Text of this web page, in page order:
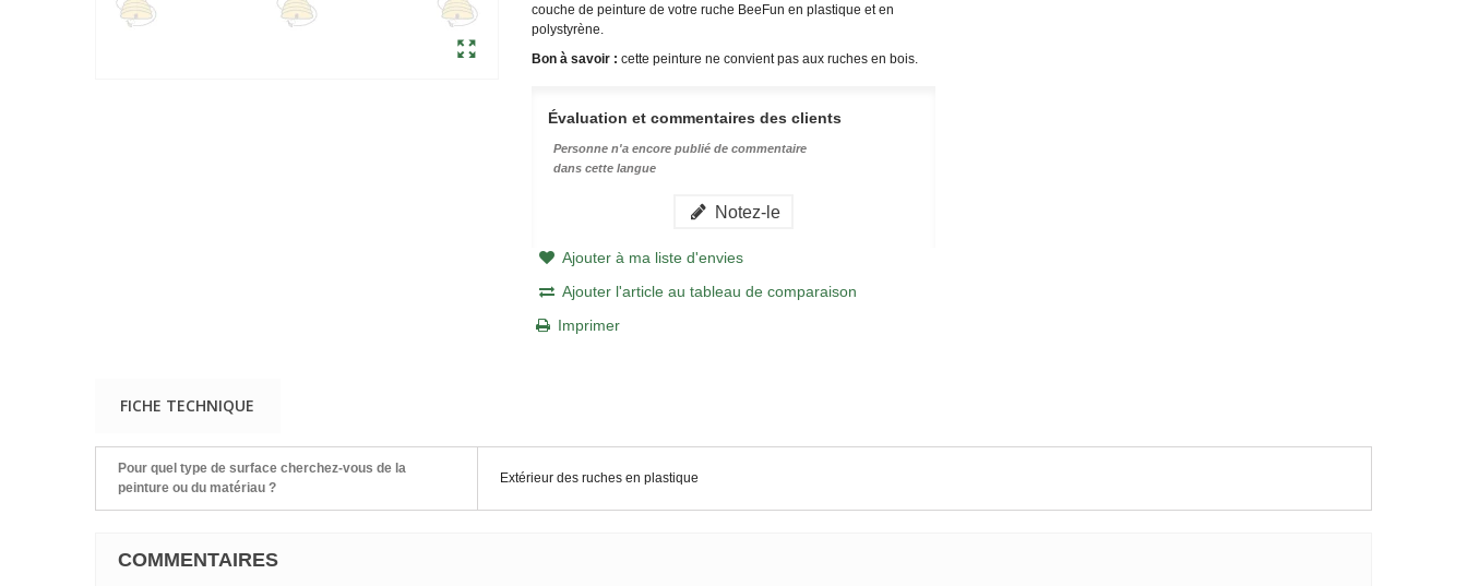
couche de peinture de votre ruche BeeFun en plastique et en
polystyrène.
Bon à savoir : cette peinture ne convient pas aux ruches en bois.
Évaluation et commentaires des clients
Personne n'a encore publié de commentaire
dans cette langue
Notez-le
Ajouter à ma liste d'envies
Ajouter l'article au tableau de comparaison
Imprimer
FICHE TECHNIQUE
Pour quel type de surface cherchez-vous de la
peinture ou du matériau ?
Extérieur des ruches en plastique
COMMENTAIRES